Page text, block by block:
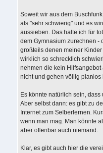
Soweit wir aus dem
als "sehr schwierig" und es
aussieben. Das halte ich für
dem Gymnasium zurechnen -
großteils denen meiner
wirklich so schrecklich
nehmen die kein
nicht und gehen völlig planlos
Es könnte natürlich sein,
Aber selbst dann: es gibt zu
Internet zum Selberlernen.
wenn man mag. Man könnte
aber offenbar auch niemand.
Klar, es gibt auch hier die